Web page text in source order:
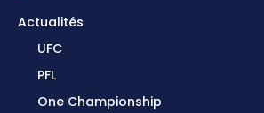
Actualités
UFC
PFL
One Championship